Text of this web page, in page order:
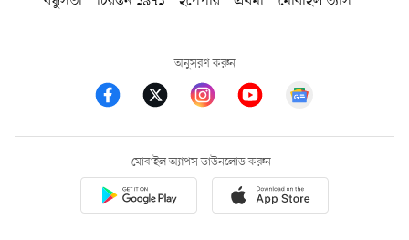
অনুসরণ করুন
মোবাইল অ্যাপস ডাউনলোড করুন